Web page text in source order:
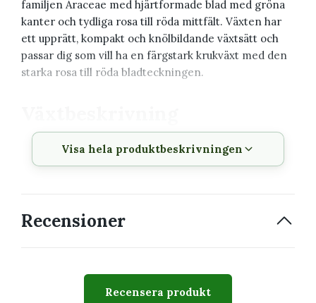
familjen Araceae med hjärtformade blad med gröna
kanter och tydliga rosa till röda mittfält. Växten har
ett upprätt, kompakt och knölbildande växtsätt och
passar dig som vill ha en färgstark krukväxt med den
starka rosa till röda bladteckningen.
Vetenskapligt
namn
Caladium 'Lucia'
Familj
Upprätt, kompakt och
knölbildande
Visa hela produktbeskrivningen
Recensioner
Recensera produkt